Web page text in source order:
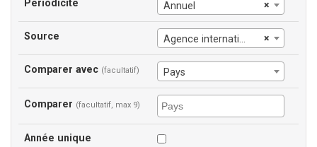
Périodicité ×
Annuel
Source ×
Agence internationale de l'énergie
Comparer avec (facultatif) Pays
Comparer (facultatif, max 9)
Année unique